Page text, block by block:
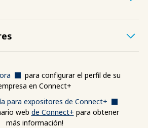
para configurar el perfil de su
en Connect+
para expositores de Connect+
web de Connect+ para obtener
más información!